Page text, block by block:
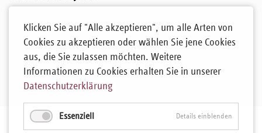
Bündnis Kinderschutz M-V
Kontakt
info@start-ggmbh.de
Tel.: 03302 - 86 09 57 8
Klicken Sie auf "Alle akzeptieren", um alle Arten von
Cookies zu akzeptieren oder wählen Sie jene Cookies
aus, die Sie zulassen möchten. Weitere
Informationen zu Cookies erhalten Sie in unserer
Datenschutzerklärung
Essenziell Details einblenden